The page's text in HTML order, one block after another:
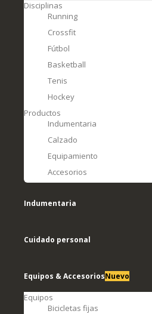
Disciplinas
Running
Crossfit
Fútbol
Basketball
Tenis
Hockey
Productos
Indumentaria
Calzado
Equipamiento
Accesorios
Indumentaria
Cuidado personal
Equipos & AccesoriosNuevo
Equipos
Bicicletas fijas